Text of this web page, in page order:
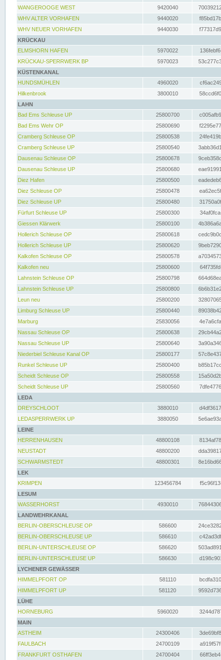
WANGEROOGE WEST
9420040
WHV ALTER VORHAFEN
9440020
WHV NEUER VORHAFEN
9440030
KRÜCKAU
ELMSHORN HAFEN
5970022
KRÜCKAU-SPERRWERK BP
5970023
KÜSTENKANAL
HUNDSMÜHLEN
4960020
Hilkenbrook
3800010
LAHN
Bad Ems Schleuse UP
25800700
Bad Ems Wehr OP
25800690
Cramberg Schleuse OP
25800538
Cramberg Schleuse UP
25800540
Dausenau Schleuse OP
25800678
Dausenau Schleuse UP
25800680
Diez Hafen
25800500
Diez Schleuse OP
25800478
Diez Schleuse UP
25800480
Fürfurt Schleuse UP
25800300
Giessen Klärwerk
25800100
Hollerich Schleuse OP
25800618
Hollerich Schleuse UP
25800620
Kalkofen Schleuse OP
25800578
Kalkofen neu
25800600
Lahnstein Schleuse OP
25800798
Lahnstein Schleuse UP
25800800
Leun neu
25800200
Limburg Schleuse UP
25800440
Marburg
25830056
Nassau Schleuse OP
25800638
Nassau Schleuse UP
25800640
Niederbiel Schleuse Kanal OP
25800177
Runkel Schleuse UP
25800400
Scheidt Schleuse OP
25800558
Scheidt Schleuse UP
25800560
LEDA
DREYSCHLOOT
3880010
LEDASPERRWERK UP
3880050
LEINE
HERRENHAUSEN
48800108
NEUSTADT
48800200
SCHWARMSTEDT
48800301
LEK
KRIMPEN
123456784
LESUM
WASSERHORST
4930010
LANDWEHRKANAL
BERLIN-OBERSCHLEUSE OP
586600
BERLIN-OBERSCHLEUSE UP
586610
BERLIN-UNTERSCHLEUSE OP
586620
BERLIN-UNTERSCHLEUSE UP
586630
LYCHENER GEWÄSSER
HIMMELPFORT OP
581110
HIMMELPFORT UP
581120
LÜHE
HORNEBURG
5960020
MAIN
ASTHEIM
24300406
FAULBACH
24700109
FRANKFURT OSTHAFEN
24700404